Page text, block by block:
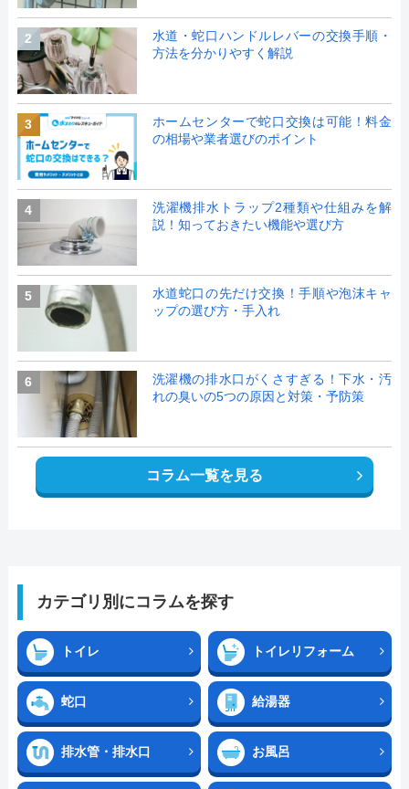
2
水道・蛇口ハンドルレバーの交換手順・
方法を分かりやすく解説
3
ホームセンターで蛇口交換は可能！料金
の相場や業者選びのポイント
4
洗濯機排水トラップ2種類や仕組みを解
説！知っておきたい機能や選び方
5
水道蛇口の先だけ交換！手順や泡沫キャ
ップの選び方・手入れ
6
洗濯機の排水口がくさすぎる！下水・汚
れの臭いの5つの原因と対策・予防策
コラム一覧を見る
カテゴリ別にコラムを探す
トイレ トイレリフォーム
蛇口 給湯器
排水管・排水口 お風呂